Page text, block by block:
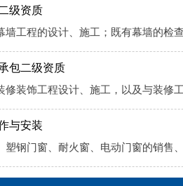
级资质
墙工程的设计、施工；既有幕墙的检
包二级资质
修装饰工程设计、施工，以及与装修
与安装
塑钢门窗、耐火窗、电动门窗的销售